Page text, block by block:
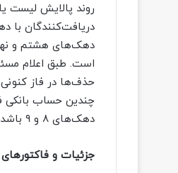
روند پالایش لیست
دهک‌های هشتم و نهم
است. طبق اعلام
حذف‌ها در فاز
چندین حساب بانکی
دهک‌های ۸ و ۹ باشد، مستقیماً منجر به خروج از لیست یارانه‌بگیران شده است.
جزئیات و